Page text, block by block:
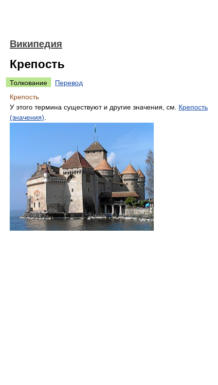
Википедия
Крепость
Толкование
Перевод
Крепость
У этого термина существуют и другие значения, см. Крепость
(значения)